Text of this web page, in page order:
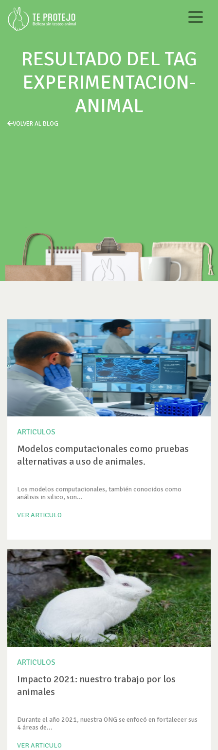
RESULTADO DEL TAG
EXPERIMENTACION-
ANIMAL
VOLVER AL BLOG
ARTICULOS
Modelos computacionales como pruebas
alternativas a uso de animales.
Los modelos computacionales, también conocidos como
análisis in silico, son...
VER ARTICULO
ARTICULOS
Impacto 2021: nuestro trabajo por los
animales
Durante el año 2021, nuestra ONG se enfocó en fortalecer sus
4 áreas de...
VER ARTICULO